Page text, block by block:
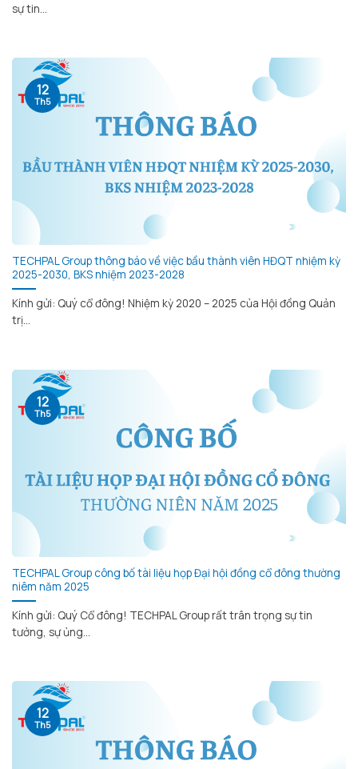
sự tin...
TECHPAL Group thông báo về việc bầu thành viên HĐQT nhiệm kỳ
2025-2030, BKS nhiệm 2023-2028
Kính gửi: Quý cổ đông! Nhiệm kỳ 2020 – 2025 của Hội đồng Quản
trị...
12
Th5
TECHPAL Group công bố tài liệu họp Đại hội đồng cổ đông thường
niêm năm 2025
Kính gửi: Quý Cổ đông! TECHPAL Group rất trân trọng sự tin
tưởng, sự ủng...
12
Th5
12
Th5